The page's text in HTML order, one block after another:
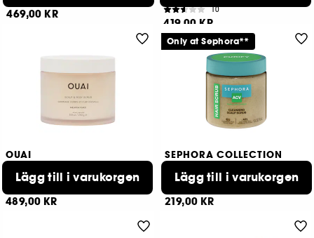
469,00 KR 10
419,00 KR
OUAI
Scalp & Body
Scrub
489,00 KR
Lägg till i varukorgen
SEPHORA COLLECTION
Cleansing Scalp Scrub
Cleanse + Purify
219,00 KR
Lägg till i varukorgen
Only at Sephora**